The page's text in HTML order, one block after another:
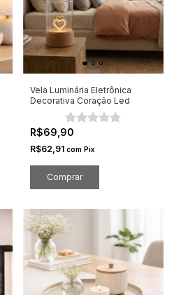
Vela Luminária Eletrônica
Decorativa Coração Led
R$69,90
R$62,91 com Pix